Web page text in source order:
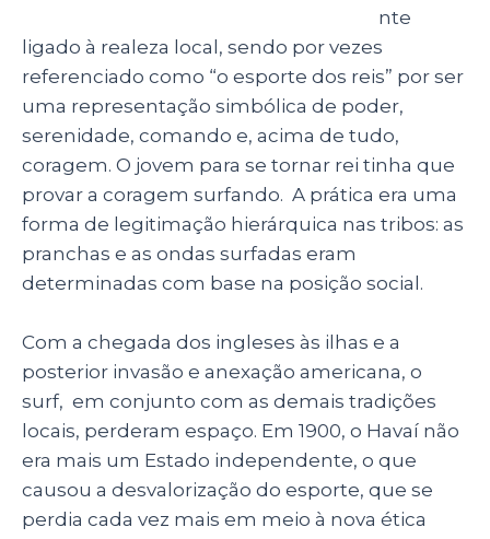
nte
ligado à realeza local, sendo por vezes
referenciado como “o esporte dos reis” por ser
uma representação simbólica de poder,
serenidade, comando e, acima de tudo,
coragem. O jovem para se tornar rei tinha que
provar a coragem surfando. A prática era uma
forma de legitimação hierárquica nas tribos: as
pranchas e as ondas surfadas eram
determinadas com base na posição social.
Com a chegada dos ingleses às ilhas e a
posterior invasão e anexação americana, o
surf, em conjunto com as demais tradições
locais, perderam espaço. Em 1900, o Havaí não
era mais um Estado independente, o que
causou a desvalorização do esporte, que se
perdia cada vez mais em meio à nova ética